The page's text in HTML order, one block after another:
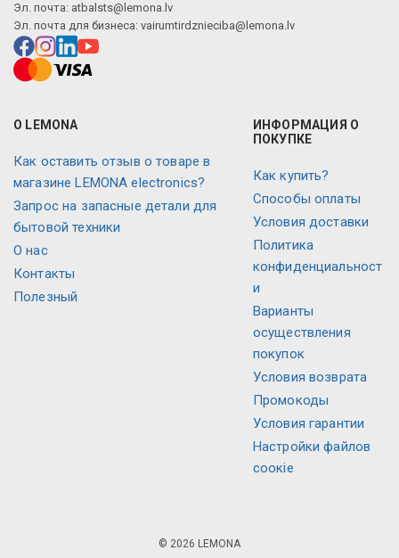
Эл. почта: atbalsts@lemona.lv
Эл. почта для бизнеса: vairumtirdznieciba@lemona.lv
О LEMONA
Как оставить отзыв о товаре в
магазине LEMONA electronics?
Запрос на запасные детали для
бытовой техники
О нас
Контакты
Полезный
ИНФОРМАЦИЯ О
ПОКУПКЕ
Как купить?
Способы оплаты
Условия доставки
Политика
конфиденциальност
и
Варианты
осуществления
покупок
Условия возврата
Промокоды
Условия гарантии
Настройки файлов
соокіе
© 2026 LEMONA